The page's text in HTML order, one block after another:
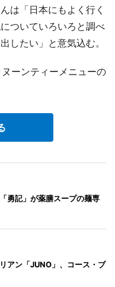
は「日本にもよく行く
ついていろいろと調べ
したい」と意気込む。
ーンティーメニューの
勇記」が薬膳スープの麺専
アン「JUNO」、コース・ブ